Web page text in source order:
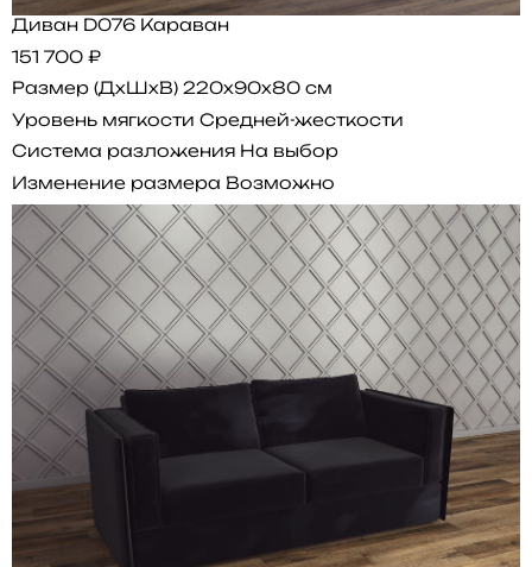
Диван D076 Караван
151 700 ₽
Размер (ДхШхВ) 220x90x80 см
Уровень мягкости Средней-жесткости
Система разложения На выбор
Изменение размера Возможно